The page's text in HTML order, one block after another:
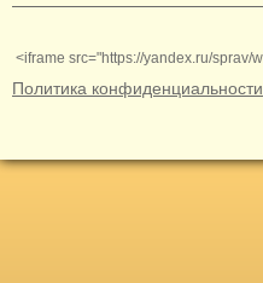
<iframe src="https://yandex.ru/
Политика конфиденциальности